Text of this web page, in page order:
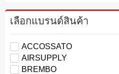
เลือกแบรนด์สินค้า
ACCOSSATO
AIRSUPPLY
BREMBO